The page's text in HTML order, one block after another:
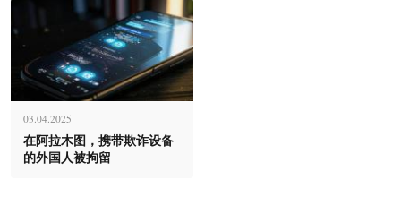
03.04.2025
在阿拉木图，携带欺诈设备
的外国人被拘留